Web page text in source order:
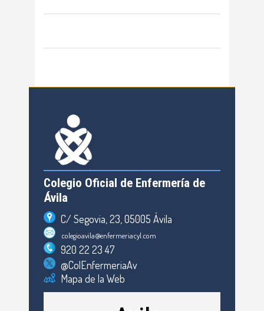
Colegio Oficial de Enfermería de
Ávila
C/ Segovia, 23, 05005 Ávila
colegioavila@enfermeriacyl.com
920 22 23 47
@ColEnfermeriaAv
Mapa de la Web